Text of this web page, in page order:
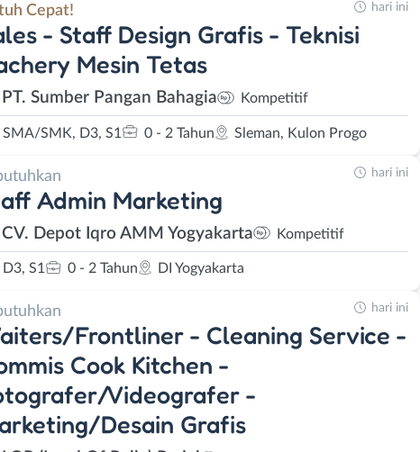
Cepat!
- Staff Design Grafis - Teknisi
Mesin Tetas
PT. Sumber Pangan Bahagia Kompetitif
SMA/SMK, D3, S1 0 - 2 Tahun Sleman, Kulon Progo
hari ini
Admin Marketing
CV. Depot Iqro AMM Yogyakarta Kompetitif
D3, S1 0 - 2 Tahun DI Yogyakarta
hari ini
Frontliner - Cleaning Service -
Cook Kitchen -
Videografer -
Desain Grafis
hari ini